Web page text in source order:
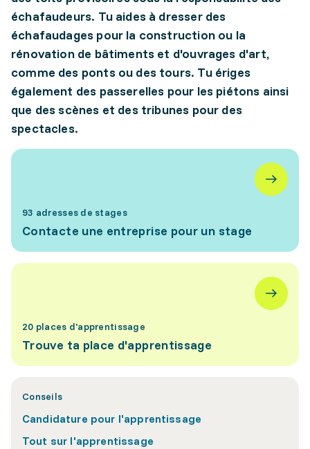
échafaudeurs. Tu aides à dresser des
échafaudages pour la construction ou la
rénovation de bâtiments et d'ouvrages d'art,
comme des ponts ou des tours. Tu ériges
également des passerelles pour les piétons ainsi
que des scènes et des tribunes pour des
spectacles.
93 adresses de stages
Contacte une entreprise pour un stage
20 places d'apprentissage
Trouve ta place d'apprentissage
Conseils
Candidature pour l'apprentissage
Tout sur l'apprentissage